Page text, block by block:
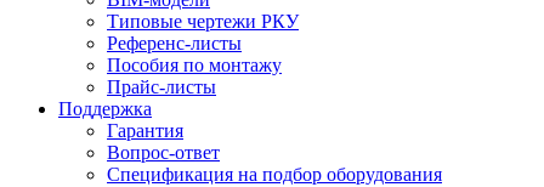
Типовые чертежи РКУ
Референс-листы
Пособия по монтажу
Прайс-листы
Поддержка
Гарантия
Вопрос-ответ
Спецификация на подбор оборудования